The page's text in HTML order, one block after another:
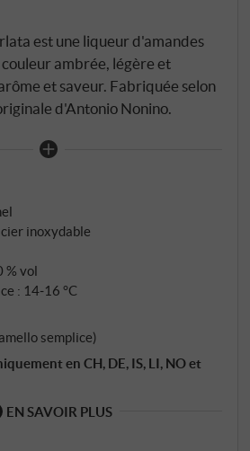
est une liqueur d'amandes
ambrée, légère et
et saveur. Fabriquée selon
d'Antonio Nonino.
inoxydable
% vol
: 14‑16 °C
semplice)
en CH, DE, IS, LI, NO et
EN SAVOIR PLUS